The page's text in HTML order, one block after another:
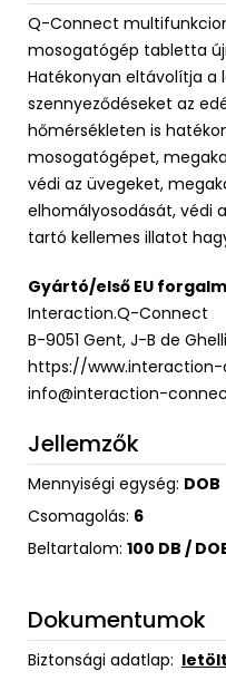
Q-Connect
mosogatógép tabletta
Hatékonyan eltávolítja a
szennyeződéseket az
hőmérsékleten is
mosogatógépet,
védi az üvegeket,
elhomályosodását, védi
tartó kellemes illatot
Gyártó/első EU
Interaction.Q-Connect
B-9051 Gent, J-B de
https://
info@interaction-
Jellemzők
Mennyiségi egység: DOB
Csomagolás: 6
Beltartalom: 100 DB /
Dokumentumok
Biztonsági adatlap: